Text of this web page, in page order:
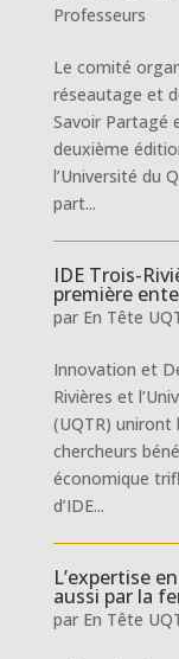
Professeurs
Le comité
réseautage et
Savoir Partagé
deuxième
l’Université du
part...
IDE Trois-
première
par En Tête
Innovation et
Rivières et
(UQTR) uniront
chercheurs
économique
d’IDE...
L’expertise
aussi par la
par En Tête